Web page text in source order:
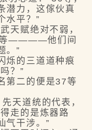
潜力，这傢伙真
水平？”
赋绝对不弱，
等————他们间
。”
的三道道种痕
？”
二的便是37等
天道统的代表，
走的是炼器路
气干涉。”